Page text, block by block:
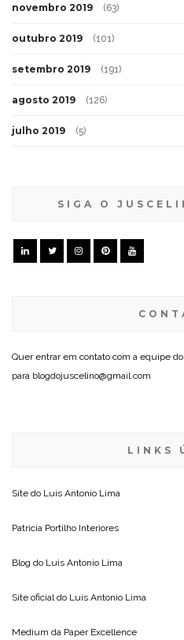
novembro 2019 (63)
outubro 2019 (101)
setembro 2019 (191)
agosto 2019 (126)
julho 2019 (5)
SIGA O
Quer entrar em contato com a equipe
para blogdojuscelino@gmail.com
LINKS
Site do Luis Antonio Lima
Patricia Portilho Interiores
Blog do Luis Antonio Lima
Site oficial do Luis Antonio Lima
Medium da Paper Excellence